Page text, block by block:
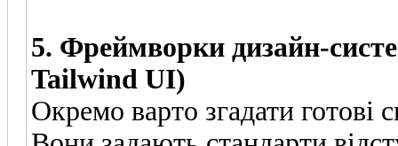
5. Фреймворки дизайн-
Tailwind UI)
Окремо варто згадати